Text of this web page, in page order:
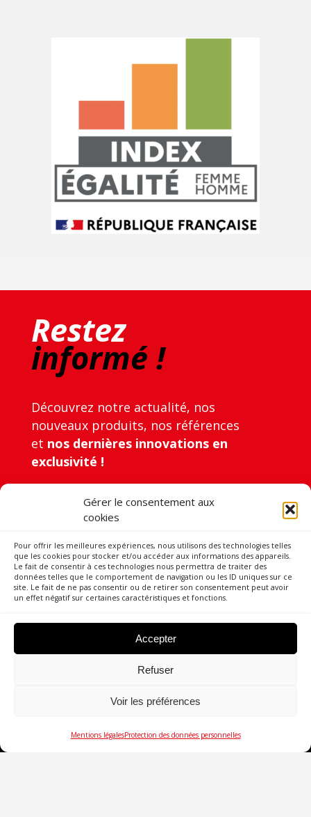
Gérer le consentement aux
cookies
Pour offrir les meilleures expériences, nous utilisons des technologies telles
que les cookies pour stocker et/ou accéder aux informations des appareils.
Le fait de consentir à ces technologies nous permettra de traiter des
données telles que le comportement de navigation ou les ID uniques sur ce
site. Le fait de ne pas consentir ou de retirer son consentement peut avoir
un effet négatif sur certaines caractéristiques et fonctions.
Accepter
Refuser
Voir les préférences
Mentions légalesProtection des données personnelles
Restez
informé !
Découvrez notre actualité, nos
nouveaux produits, nos références
et nos dernières innovations en
exclusivité !
Votre adresse e-mail est uniquement utilisée pour vous envoyer
notre lettre d’informations ainsi que des informations concernant
les activités de Souchier Boullet. Vous pouvez à tout moment utiliser